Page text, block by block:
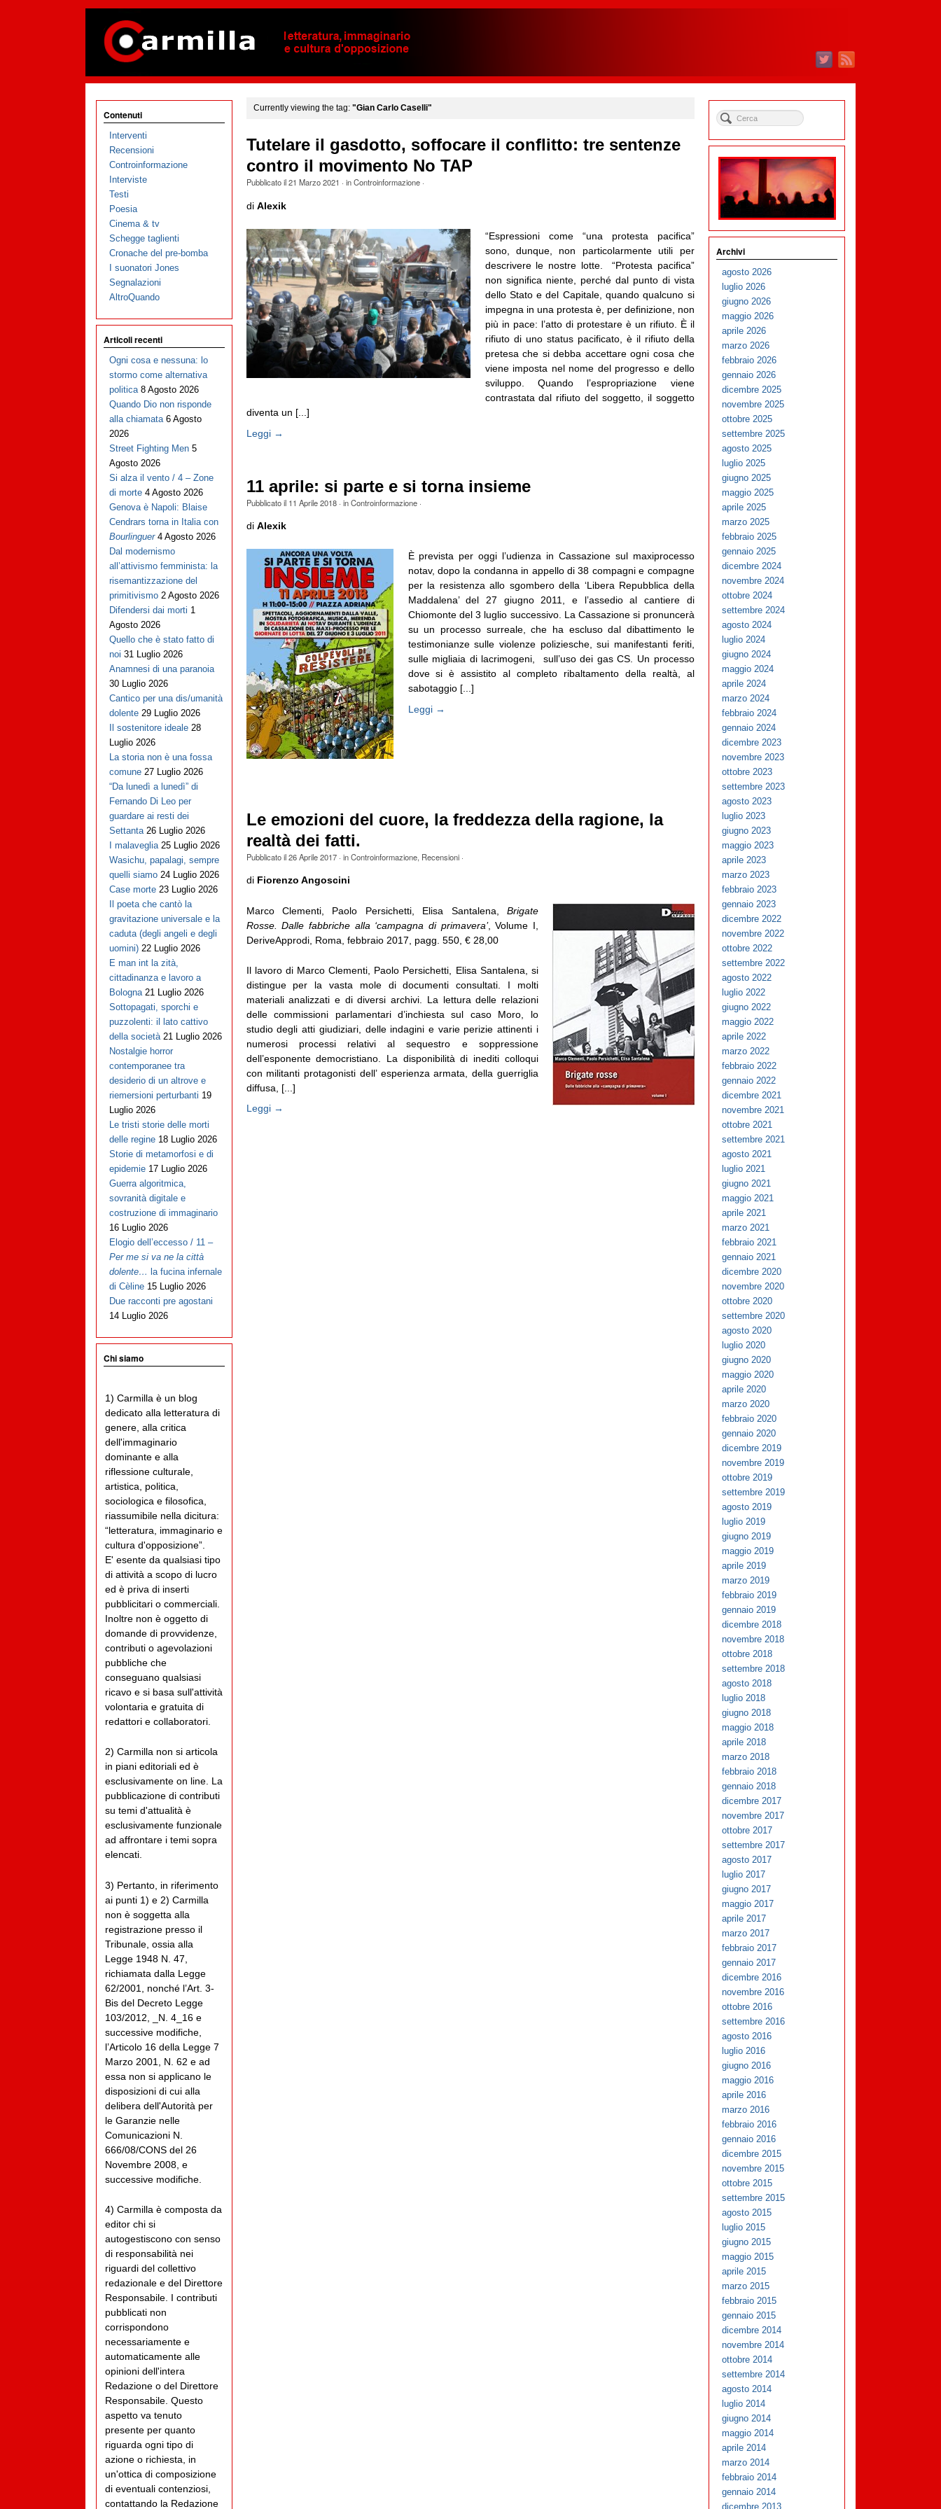
Currently viewing the tag: "Gian Carlo Caselli"
Tutelare il gasdotto, soffocare il conflitto: tre sentenze
contro il movimento No TAP
Pubblicato il21 Marzo 2021 · inControinformazione·
di Alexik
“Espressioni come “una protesta pacifica”
sono, dunque, non particolarmente utili per
descrivere le nostre lotte. “Protesta pacifica”
non significa niente, perché dal punto di vista
dello Stato e del Capitale, quando qualcuno si
impegna in una protesta è, per definizione, non
più in pace: l’atto di protestare è un rifiuto. È il
rifiuto di uno status pacificato, è il rifiuto della
pretesa che si debba accettare ogni cosa che
viene imposta nel nome del progresso e dello
sviluppo. Quando l’espropriazione viene
contrastata dal rifiuto del soggetto, il soggetto
diventa un [...]
Leggi →
11 aprile: si parte e si torna insieme
Pubblicato il 11 Aprile 2018· inControinformazione·
di Alexik
È prevista per oggi l’udienza in Cassazione sul maxiprocesso
notav, dopo la condanna in appello di 38 compagni e compagne
per la resistenza allo sgombero della ‘Libera Repubblica della
Maddalena’ del 27 giugno 2011, e l’assedio al cantiere di
Chiomonte del 3 luglio successivo. La Cassazione si pronuncerà
su un processo surreale, che ha escluso dal dibattimento le
testimonianze sulle violenze poliziesche, sui manifestanti feriti,
sulle migliaia di lacrimogeni, sull’uso dei gas CS. Un processo
dove si è assistito al completo ribaltamento della realtà, al
sabotaggio [...]
Leggi →
Le emozioni del cuore, la freddezza della ragione, la
realtà dei fatti.
Pubblicato il26 Aprile 2017· inControinformazione, Recensioni·
di Fiorenzo Angoscini
Marco Clementi, Paolo Persichetti, Elisa Santalena, Brigate
Rosse. Dalle fabbriche alla ‘campagna di primavera’, Volume I,
DeriveApprodi, Roma, febbraio 2017, pagg. 550, € 28,00
Il lavoro di Marco Clementi, Paolo Persichetti, Elisa Santalena, si
distingue per la vasta mole di documenti consultati. I molti
materiali analizzati e di diversi archivi. La lettura delle relazioni
delle commissioni parlamentari d’inchiesta sul caso Moro, lo
studio degli atti giudiziari, delle indagini e varie perizie attinenti i
numerosi processi relativi al sequestro e soppressione
dell’esponente democristiano. La disponibilità di inediti colloqui
con militanti protagonisti dell’ esperienza armata, della guerriglia
diffusa, [...]
Leggi →
Contenuti
Interventi
Recensioni
Controinformazione
Interviste
Testi
Poesia
Cinema & tv
Schegge taglienti
Cronache del pre-bomba
I suonatori Jones
Segnalazioni
AltroQuando
Articoli recenti
Ogni cosa e nessuna: lo
stormo come alternativa
politica 8 Agosto 2026
Quando Dio non risponde
alla chiamata 6 Agosto
2026
Street Fighting Men 5
Agosto 2026
Si alza il vento / 4 – Zone
di morte 4 Agosto 2026
Genova è Napoli: Blaise
Cendrars torna in Italia con
Bourlinguer 4 Agosto 2026
Dal modernismo
all’attivismo femminista: la
risemantizzazione del
primitivismo 2 Agosto 2026
Difendersi dai morti 1
Agosto 2026
Quello che è stato fatto di
noi 31 Luglio 2026
Anamnesi di una paranoia
30 Luglio 2026
Cantico per una dis/umanità
dolente 29 Luglio 2026
Il sostenitore ideale 28
Luglio 2026
La storia non è una fossa
comune 27 Luglio 2026
“Da lunedì a lunedì” di
Fernando Di Leo per
guardare ai resti dei
Settanta 26 Luglio 2026
I malaveglia 25 Luglio 2026
Wasichu, papalagi, sempre
quelli siamo 24 Luglio 2026
Case morte 23 Luglio 2026
Il poeta che cantò la
gravitazione universale e la
caduta (degli angeli e degli
uomini) 22 Luglio 2026
E man int la zità,
cittadinanza e lavoro a
Bologna 21 Luglio 2026
Sottopagati, sporchi e
puzzolenti: il lato cattivo
della società 21 Luglio 2026
Nostalgie horror
contemporanee tra
desiderio di un altrove e
riemersioni perturbanti 19
Luglio 2026
Le tristi storie delle morti
delle regine 18 Luglio 2026
Storie di metamorfosi e di
epidemie 17 Luglio 2026
Guerra algoritmica,
sovranità digitale e
costruzione di immaginario
16 Luglio 2026
Elogio dell’eccesso / 11 –
Per me si va ne la città
dolente… la fucina infernale
di Cèline 15 Luglio 2026
Due racconti pre agostani
14 Luglio 2026
Chi siamo
1) Carmilla è un blog
dedicato alla letteratura di
genere, alla critica
dell'immaginario
dominante e alla
riflessione culturale,
artistica, politica,
sociologica e filosofica,
riassumibile nella dicitura:
“letteratura, immaginario e
cultura d'opposizione”.
E' esente da qualsiasi tipo
di attività a scopo di lucro
ed è priva di inserti
pubblicitari o commerciali.
Inoltre non è oggetto di
domande di provvidenze,
contributi o agevolazioni
pubbliche che
conseguano qualsiasi
ricavo e si basa sull'attività
volontaria e gratuita di
redattori e collaboratori.
2) Carmilla non si articola
in piani editoriali ed è
esclusivamente on line. La
pubblicazione di contributi
su temi d'attualità è
esclusivamente funzionale
ad affrontare i temi sopra
elencati.
3) Pertanto, in riferimento
ai punti 1) e 2) Carmilla
non è soggetta alla
registrazione presso il
Tribunale, ossia alla
Legge 1948 N. 47,
richiamata dalla Legge
62/2001, nonché l’Art. 3-
Bis del Decreto Legge
103/2012, _N. 4_16 e
successive modifiche,
l’Articolo 16 della Legge 7
Marzo 2001, N. 62 e ad
essa non si applicano le
disposizioni di cui alla
delibera dell'Autorità per
le Garanzie nelle
Comunicazioni N.
666/08/CONS del 26
Novembre 2008, e
successive modifiche.
4) Carmilla è composta da
editor chi si
autogestiscono con senso
di responsabilità nei
riguardi del collettivo
redazionale e del Direttore
Responsabile. I contributi
pubblicati non
corrispondono
necessariamente e
automaticamente alle
opinioni dell'intera
Redazione o del Direttore
Responsabile. Questo
aspetto va tenuto
presente per quanto
riguarda ogni tipo di
azione o richiesta, in
un'ottica di composizione
di eventuali contenziosi,
contattando la Redazione
Archivi
agosto 2026
luglio 2026
giugno 2026
maggio 2026
aprile 2026
marzo 2026
febbraio 2026
gennaio 2026
dicembre 2025
novembre 2025
ottobre 2025
settembre 2025
agosto 2025
luglio 2025
giugno 2025
maggio 2025
aprile 2025
marzo 2025
febbraio 2025
gennaio 2025
dicembre 2024
novembre 2024
ottobre 2024
settembre 2024
agosto 2024
luglio 2024
giugno 2024
maggio 2024
aprile 2024
marzo 2024
febbraio 2024
gennaio 2024
dicembre 2023
novembre 2023
ottobre 2023
settembre 2023
agosto 2023
luglio 2023
giugno 2023
maggio 2023
aprile 2023
marzo 2023
febbraio 2023
gennaio 2023
dicembre 2022
novembre 2022
ottobre 2022
settembre 2022
agosto 2022
luglio 2022
giugno 2022
maggio 2022
aprile 2022
marzo 2022
febbraio 2022
gennaio 2022
dicembre 2021
novembre 2021
ottobre 2021
settembre 2021
agosto 2021
luglio 2021
giugno 2021
maggio 2021
aprile 2021
marzo 2021
febbraio 2021
gennaio 2021
dicembre 2020
novembre 2020
ottobre 2020
settembre 2020
agosto 2020
luglio 2020
giugno 2020
maggio 2020
aprile 2020
marzo 2020
febbraio 2020
gennaio 2020
dicembre 2019
novembre 2019
ottobre 2019
settembre 2019
agosto 2019
luglio 2019
giugno 2019
maggio 2019
aprile 2019
marzo 2019
febbraio 2019
gennaio 2019
dicembre 2018
novembre 2018
ottobre 2018
settembre 2018
agosto 2018
luglio 2018
giugno 2018
maggio 2018
aprile 2018
marzo 2018
febbraio 2018
gennaio 2018
dicembre 2017
novembre 2017
ottobre 2017
settembre 2017
agosto 2017
luglio 2017
giugno 2017
maggio 2017
aprile 2017
marzo 2017
febbraio 2017
gennaio 2017
dicembre 2016
novembre 2016
ottobre 2016
settembre 2016
agosto 2016
luglio 2016
giugno 2016
maggio 2016
aprile 2016
marzo 2016
febbraio 2016
gennaio 2016
dicembre 2015
novembre 2015
ottobre 2015
settembre 2015
agosto 2015
luglio 2015
giugno 2015
maggio 2015
aprile 2015
marzo 2015
febbraio 2015
gennaio 2015
dicembre 2014
novembre 2014
ottobre 2014
settembre 2014
agosto 2014
luglio 2014
giugno 2014
maggio 2014
aprile 2014
marzo 2014
febbraio 2014
gennaio 2014
dicembre 2013